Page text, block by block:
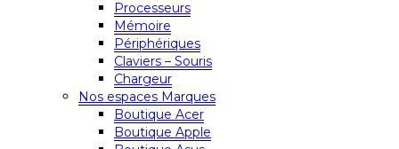
Processeurs
Mémoire
Périphériques
Claviers – Souris
Chargeur
Nos espaces Marques
Boutique Acer
Boutique Apple